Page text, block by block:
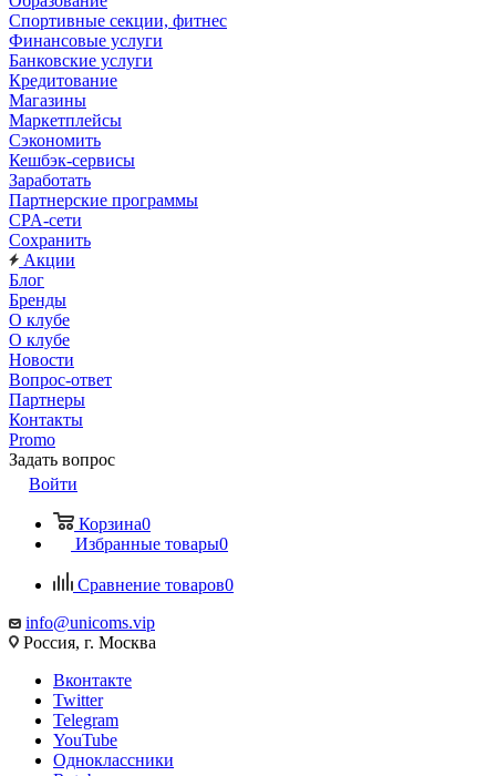
Спортивные секции, фитнес
Финансовые услуги
Банковские услуги
Кредитование
Магазины
Маркетплейсы
Сэкономить
Кешбэк-сервисы
Заработать
Партнерские программы
CPA-сети
Сохранить
Акции
Блог
Бренды
О клубе
О клубе
Новости
Вопрос-ответ
Партнеры
Контакты
Promo
Задать вопрос
Войти
Корзина0
Избранные товары0
Сравнение товаров0
info@unicoms.vip
Россия, г. Москва
Вконтакте
Twitter
Telegram
YouTube
Одноклассники